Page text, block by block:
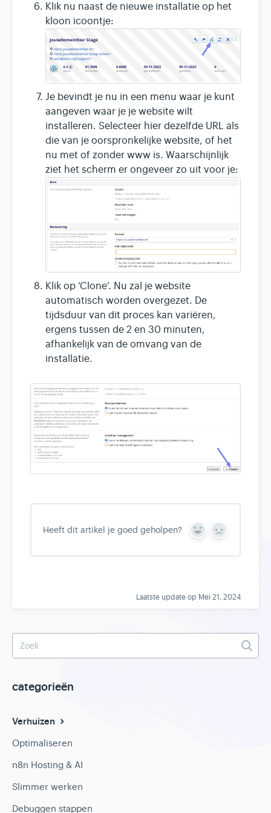
Klik nu naast de nieuwe installatie op het
kloon icoontje:
Je bevindt je nu in een menu waar je kunt
aangeven waar je je website wilt
installeren. Selecteer hier dezelfde URL als
die van je oorspronkelijke website, of het
nu met of zonder www is. Waarschijnlijk
ziet het scherm er ongeveer zo uit voor je:
Klik op ‘Clone’. Nu zal je website
automatisch worden overgezet. De
tijdsduur van dit proces kan variëren,
ergens tussen de 2 en 30 minuten,
afhankelijk van de omvang van de
installatie.
Heeft dit artikel je goed geholpen?
Y
s
N
Laatste update op Mei 21, 2024
categorieën
Verhuizen
Optimaliseren
n8n Hosting & AI
Slimmer werken
Debuggen stappen